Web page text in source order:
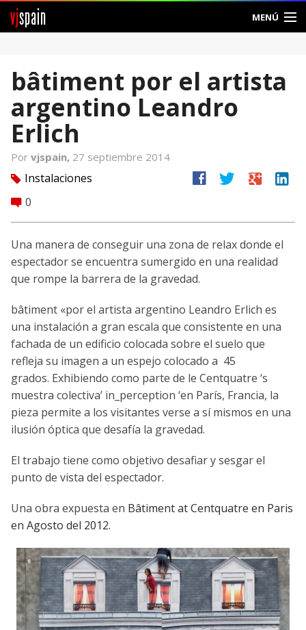
vjspain MENÚ
Foros
Noticias
Ayuda
Entrar
Crear Cuenta
bâtiment por el artista
argentino Leandro
Erlich
Por vjspain, 27 septiembre 2014
tag Instalaciones
comment 0
facebook twitter google linkedin
Una manera de conseguir una zona de relax donde el
espectador se encuentra sumergido en una realidad
que rompe la barrera de la gravedad.
bâtiment «por el artista argentino Leandro Erlich es
una instalación a gran escala que consistente en una
fachada de un edificio colocada sobre el suelo que
refleja su imagen a un espejo colocado a 45
grados. Exhibiendo como parte de le Centquatre ‘s
muestra colectiva’ in_perception ‘en París, Francia, la
pieza permite a los visitantes verse a sí mismos en una
ilusión óptica que desafía la gravedad.
El trabajo tiene como objetivo desafiar y sesgar el
punto de vista del espectador.
Una obra expuesta en Bâtiment at Centquatre en Paris
en Agosto del 2012.